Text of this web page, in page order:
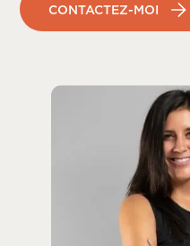
CONTACTEZ-MOI